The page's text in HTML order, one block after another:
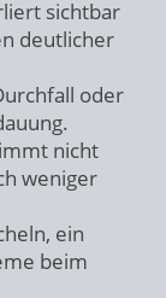
sichtbar
deutlicher
oder
nicht
weniger
ein
beim